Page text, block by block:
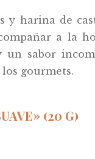
y harina de
a la
sabor
gourmets.
(20 G)